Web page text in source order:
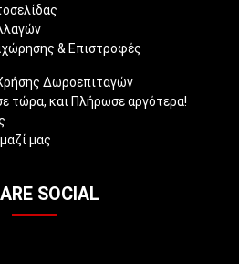
& Επιστροφές
Δωροεπιταγών
τώρα, και Πλήρωσε αργότερα!
μας
SOCIAL